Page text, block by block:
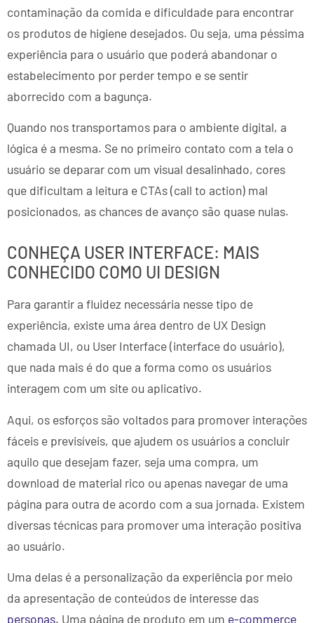
contaminação da comida e dificuldade para encontrar
os produtos de higiene desejados. Ou seja, uma péssima
experiência para o usuário que poderá abandonar o
estabelecimento por perder tempo e se sentir
aborrecido com a bagunça.
Quando nos transportamos para o ambiente digital, a
lógica é a mesma. Se no primeiro contato com a tela o
usuário se deparar com um visual desalinhado, cores
que dificultam a leitura e CTAs (call to action) mal
posicionados, as chances de avanço são quase nulas.
CONHEÇA USER INTERFACE: MAIS
CONHECIDO COMO UI DESIGN
Para garantir a fluidez necessária nesse tipo de
experiência, existe uma área dentro de UX Design
chamada UI, ou User Interface (interface do usuário),
que nada mais é do que a forma como os usuários
interagem com um site ou aplicativo.
Aqui, os esforços são voltados para promover interações
fáceis e previsíveis,​ que ajudem os usuários a concluir
aquilo que desejam fazer, seja uma compra, um
download de material rico ou apenas navegar de uma
página para outra de acordo com a sua jornada. Existem
diversas técnicas para promover uma interação positiva
ao usuário.
Uma delas é a personalização da experiência por meio
da apresentação de conteúdos de interesse das
personas. Uma página de produto em um e-commerce